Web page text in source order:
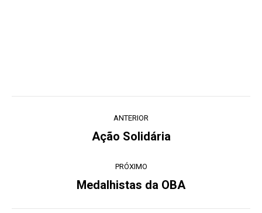
ANTERIOR
Post
Ação Solidária
PRÓXIMO
Próximo
Medalhistas da OBA